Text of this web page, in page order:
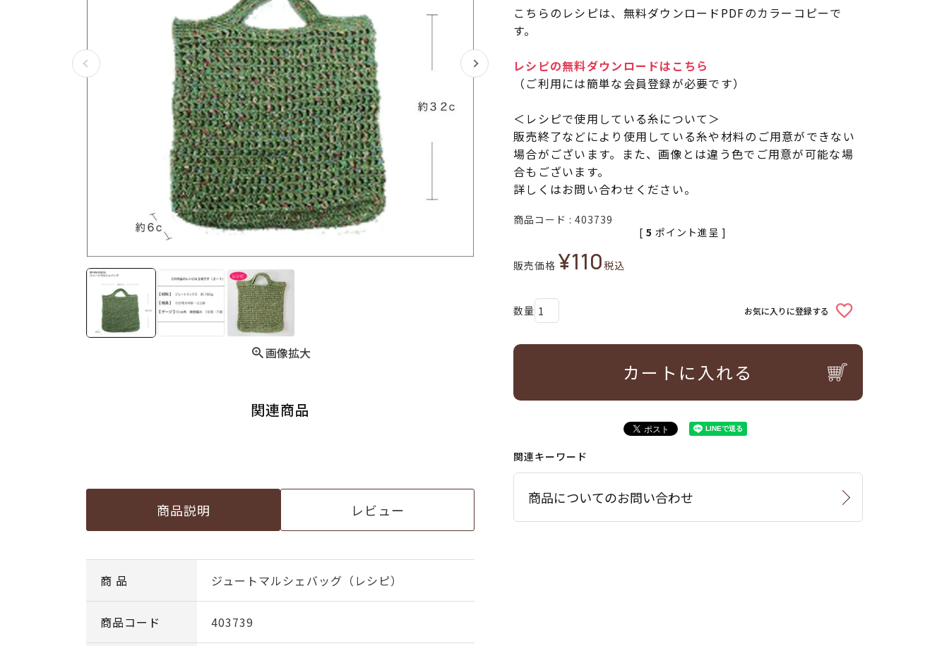
画像拡大
関連商品
商品説明 レビュー
商 品 ジュートマルシェバッグ（レシピ）
商品コード 403739
こちらのレシピは、無料ダウンロードPDFのカラーコピーで
す。
レシピの無料ダウンロードはこちら
（ご利用には簡単な会員登録が必要です）
＜レシピで使用している糸について＞
販売終了などにより使用している糸や材料のご用意ができない
場合がございます。また、画像とは違う色でご用意が可能な場
合もございます。
詳しくはお問い合わせください。
商品コード 403739
販売価格 ¥110税込
[ 5 ポイント進呈 ]
お気に入りに登録する
カートに入れる
関連キーワード
商品についてのお問い合わせ